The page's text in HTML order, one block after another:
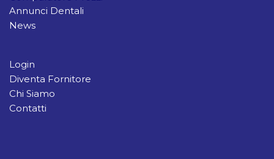
Annunci Dentali
News
Login
Diventa Fornitore
Chi Siamo
Contatti